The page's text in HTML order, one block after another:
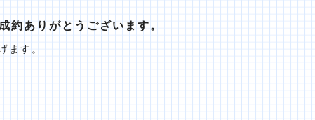
約ありがとうございます。
ます。